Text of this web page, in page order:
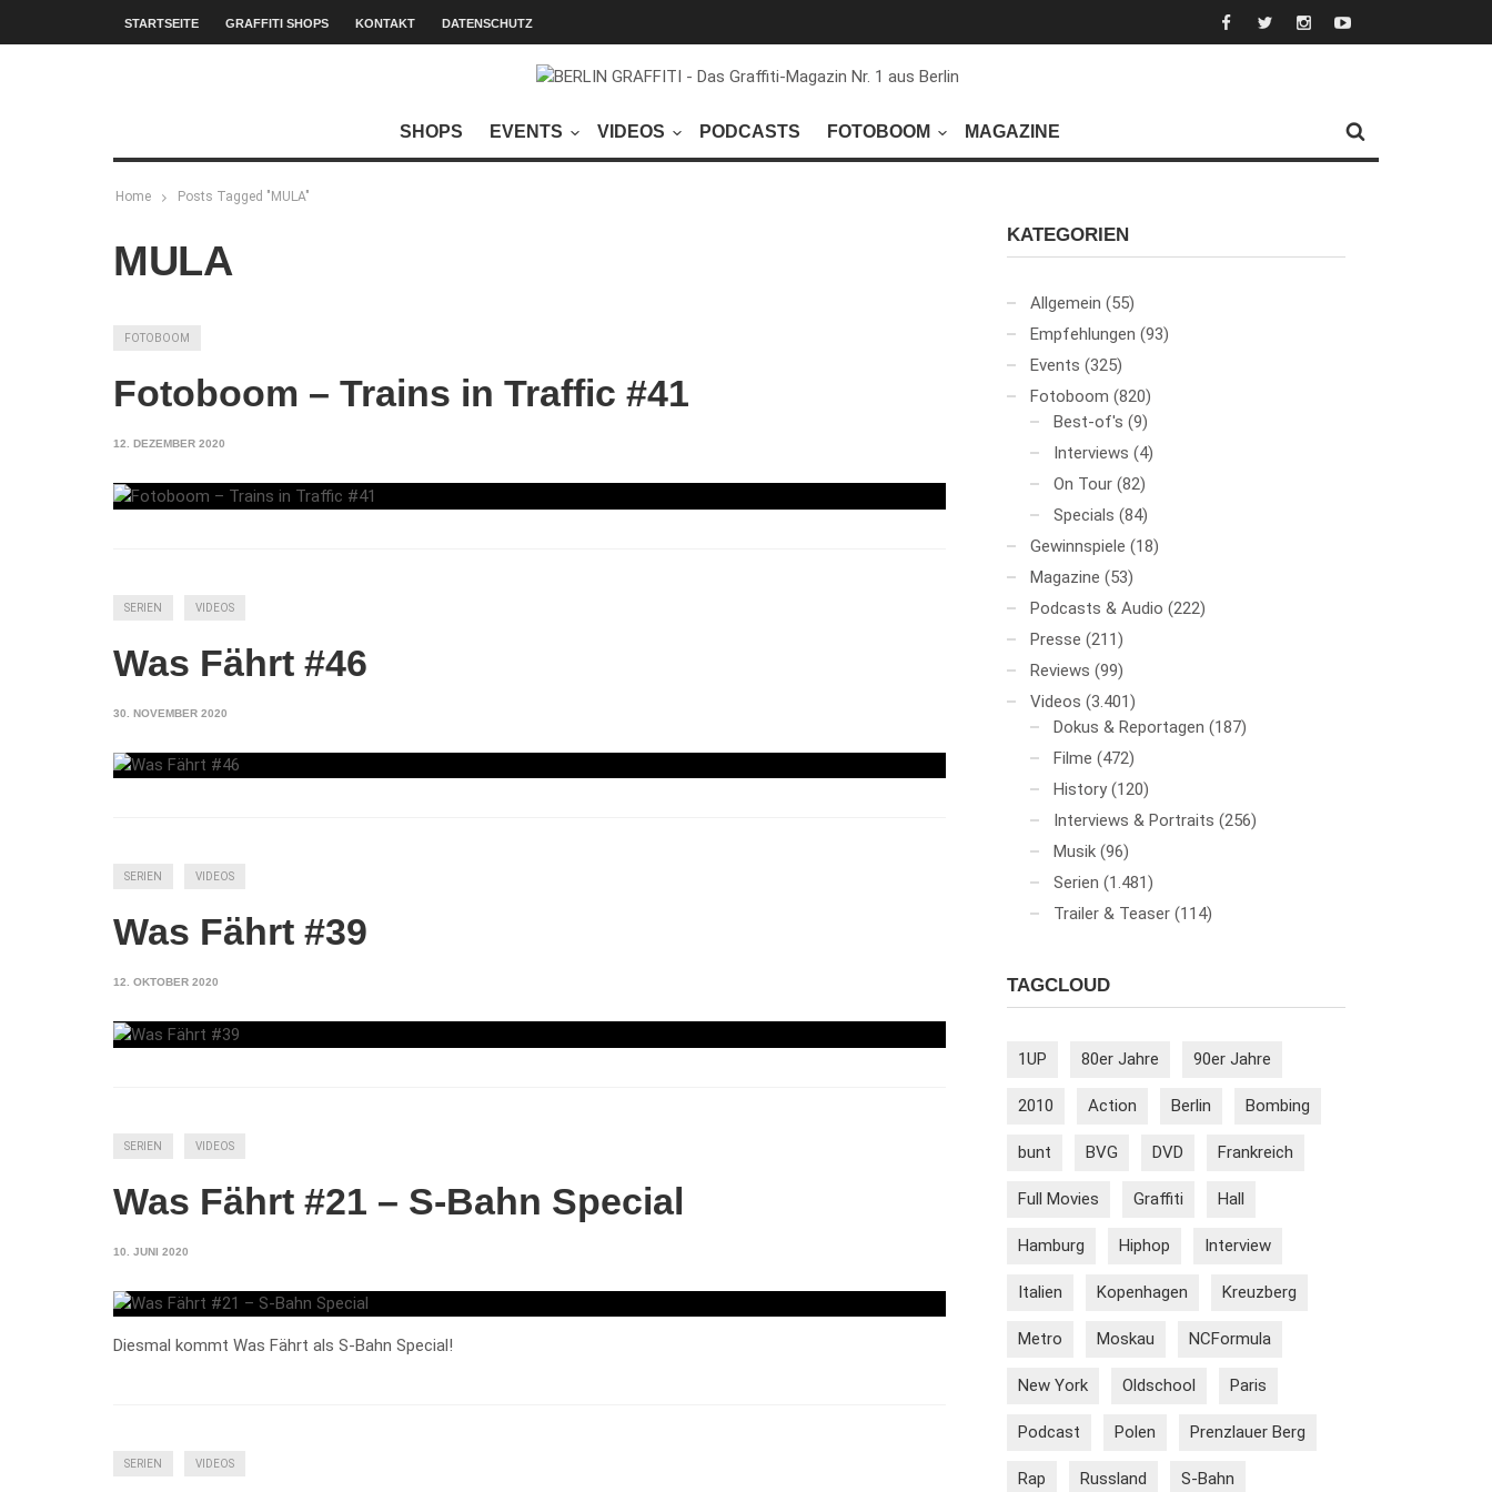
STARTSEITE GRAFFITI SHOPS KONTAKT DATENSCHUTZ
SHOPS EVENTS VIDEOS PODCASTS FOTOBOOM MAGAZINE
Home Posts Tagged "MULA"
MULA
FOTOBOOM
Fotoboom – Trains in Traffic #41
12. DEZEMBER 2020
SERIEN VIDEOS
Was Fährt #46
30. NOVEMBER 2020
SERIEN VIDEOS
Was Fährt #39
12. OKTOBER 2020
SERIEN VIDEOS
Was Fährt #21 – S-Bahn Special
10. JUNI 2020
Diesmal kommt Was Fährt als S-Bahn Special!
SERIEN VIDEOS
KATEGORIEN
Allgemein (55)
Empfehlungen (93)
Events (325)
Fotoboom (820)
Best-of's (9)
Interviews (4)
On Tour (82)
Specials (84)
Gewinnspiele (18)
Magazine (53)
Podcasts & Audio (222)
Presse (211)
Reviews (99)
Videos (3.401)
Dokus & Reportagen (187)
Filme (472)
History (120)
Interviews & Portraits (256)
Musik (96)
Serien (1.481)
Trailer & Teaser (114)
TAGCLOUD
1UP 80er Jahre 90er Jahre
2010 Action Berlin Bombing
bunt BVG DVD Frankreich
Full Movies Graffiti Hall
Hamburg Hiphop Interview
Italien Kopenhagen Kreuzberg
Metro Moskau NCFormula
New York Oldschool Paris
Podcast Polen Prenzlauer Berg
Rap Russland S-Bahn